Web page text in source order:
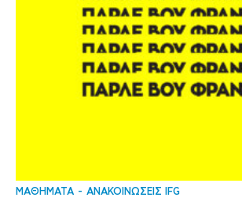
ΜΑΘΗΜΑΤΑ ΑΝΑΚΟΙΝΩΣΕΙΣ IFG